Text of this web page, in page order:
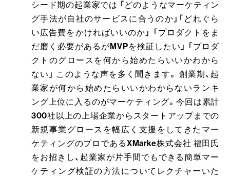
シード期の起業家では 「どのようなマーケティン
グ手法が自社のサービスに合うのか」「どれぐら
い広告費をかければいいのか」 「プロダクトをま
だ磨く必要があるがMVPを検証したい」 「プロダ
クトのグロースを何から始めたらいいかわから
ない」 このような声を多く聞きます。 創業期、起
業家が何から始めたらいいかわからないランキ
ング上位に入るのがマーケティング。今回は累計
300社以上の上場企業からスタートアップまでの
新規事業グロースを幅広く支援をしてきたマー
ケティングのプロであるXMarke株式会社 福田氏
をお招きし、起業家が片手間でもできる簡単マー
ケティング検証の方法についてレクチャーいた